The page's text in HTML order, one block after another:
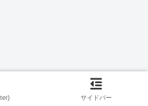
サイドバー